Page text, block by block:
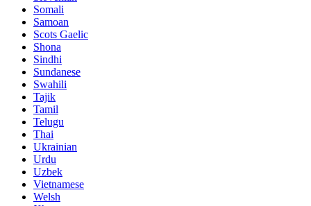
Somali
Samoan
Scots Gaelic
Shona
Sindhi
Sundanese
Swahili
Tajik
Tamil
Telugu
Thai
Ukrainian
Urdu
Uzbek
Vietnamese
Welsh